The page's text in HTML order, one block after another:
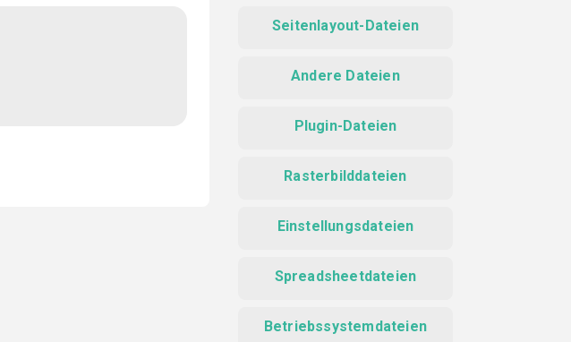
Seitenlayout-Dateien
Andere Dateien
Plugin-Dateien
Rasterbilddateien
Einstellungsdateien
Spreadsheetdateien
Betriebssystemdateien